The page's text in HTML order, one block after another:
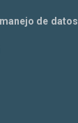
de datos